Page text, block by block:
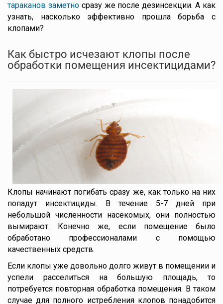
тараканов заметносразу же после дезинсекции. А как
узнать, насколько эффективно прошла борьба с
клопами?
Как быстро исчезают клопы после
обработки помещения инсектицидами?
Клопы начинают погибать сразу же, как только на них
попадут инсектициды. В течение 5-7 дней при
небольшой численности насекомых, они полностью
вымирают. Конечно же, если помещение было
обработано профессионалами с помощью
качественных средств.
Если клопы уже довольно долго живут в помещении и
успели расселиться на большую площадь, то
потребуется повторная обработка помещения. В таком
случае для полного истребления клопов понадобится